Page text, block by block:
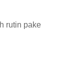
rutin pake